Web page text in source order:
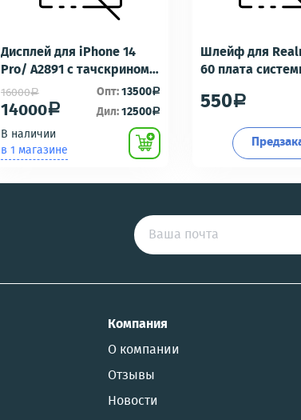
Дисплей для iPhone 14
Pro/ A2891 с тачскрином
Черный - OR100 с разбора
идеальное состояние
16000a
14000a
Опт:13500a
Дил:12500a
В наличии
в 1 магазине
Шлейф для
60 плата
гарнитуры/
Премиум
550a
Компания
О компании
Отзывы
Новости